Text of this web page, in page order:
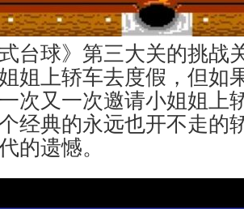
台球》第三大关的挑战
姐上轿车去度假，但如
次又一次邀请小姐姐上
经典的永远也开不走的
的遗憾。